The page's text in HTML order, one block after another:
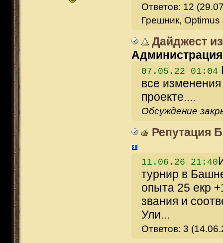
Ответов: 12
Грешник,
Дайджест
Администрация
07.05.22 01:04
все
проекте....
Обсуждение
Репутация
11.06.26 21:40
турнир в
опыта 25 екр
звания и
Ули...
Ответов: 3